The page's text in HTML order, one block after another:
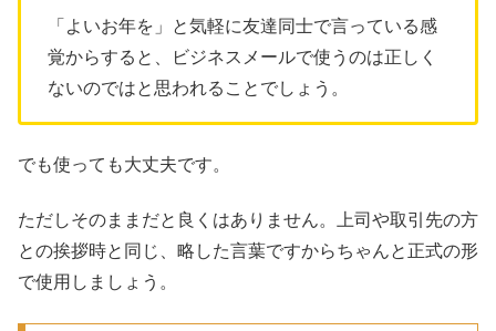
「よいお年を」と気軽に友達同士で言っている感
覚からすると、ビジネスメールで使うのは正しく
ないのではと思われることでしょう。
でも使っても大丈夫です。
ただしそのままだと良くはありません。上司や取引先の方
との挨拶時と同じ、略した言葉ですからちゃんと正式の形
で使用しましょう。